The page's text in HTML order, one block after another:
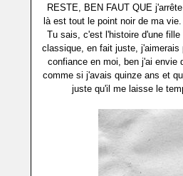
RESTE, BEN FAUT QUE
là est tout le point noir de ma
Tu sais, c'est l'histoire d'une
classique, en fait juste,
confiance en moi, ben j'ai envie
comme si j'avais quinze ans et
juste qu'il me laisse le